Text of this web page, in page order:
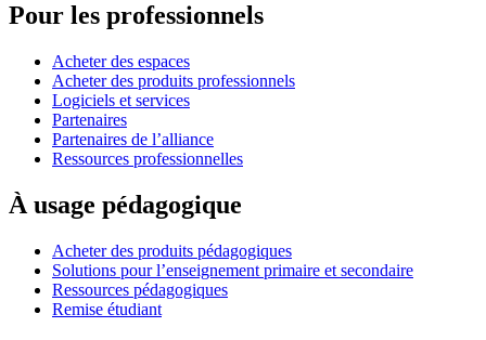
Pour les professionnels
Acheter des espaces
Acheter des produits professionnels
Logiciels et services
Partenaires
Partenaires de l’alliance
Ressources professionnelles
À usage pédagogique
Acheter des produits pédagogiques
Solutions pour l’enseignement primaire et secondaire
Ressources pédagogiques
Remise étudiant